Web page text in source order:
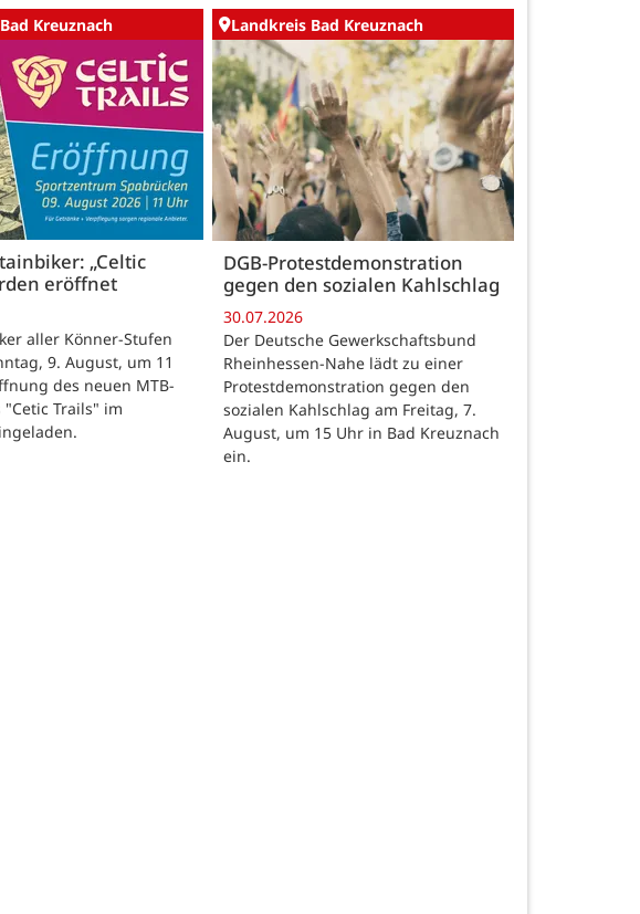
Kreuznach
„Celtic
eröffnet
aller Könner-Stufen
9. August, um 11
des neuen MTB-
"Cetic Trails" im
Landkreis Bad Kreuznach
DGB-Protestdemonstration
gegen den sozialen Kahlschlag
30.07.2026
Der Deutsche Gewerkschaftsbund
Rheinhessen-Nahe lädt zu einer
Protestdemonstration gegen den
sozialen Kahlschlag am Freitag, 7.
August, um 15 Uhr in Bad Kreuznach
ein.